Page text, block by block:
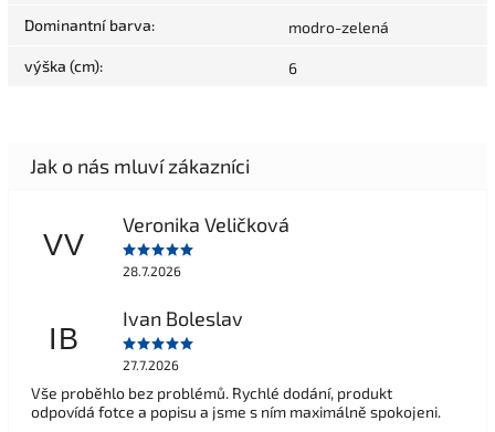
Dominantní barva: modro-zelená
výška (cm): 6
VV
Veronika Veličková
28.7.2026
IB
Ivan Boleslav
27.7.2026
Vše proběhlo bez problémů. Rychlé dodání, produkt
odpovídá fotce a popisu a jsme s ním maximálně spokojeni.